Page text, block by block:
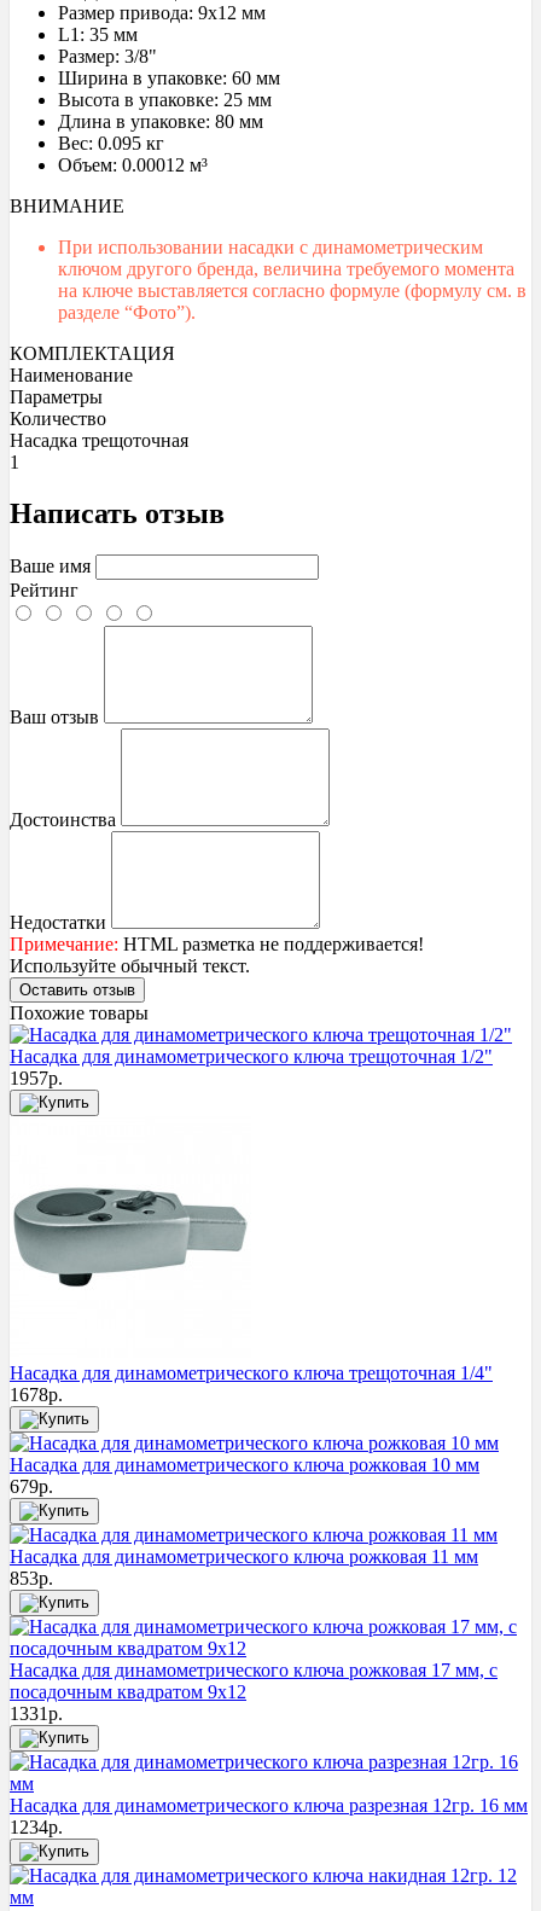
Размер привода: 9x12 мм
L1: 35 мм
Размер: 3/8"
Ширина в упаковке: 60 мм
Высота в упаковке: 25 мм
Длина в упаковке: 80 мм
Вес: 0.095 кг
Объем: 0.00012 м³
ВНИМАНИЕ
При использовании насадки с динамометрическим
ключом другого бренда, величина требуемого момента
на ключе выставляется согласно формуле (формулу см. в
разделе “Фото”).
КОМПЛЕКТАЦИЯ
Наименование
Параметры
Количество
Насадка трещоточная
1
Написать отзыв
Ваше имя
Рейтинг
Ваш отзыв
Достоинства
Недостатки
Примечание: HTML разметка не поддерживается!
Используйте обычный текст.
Оставить отзыв
Похожие товары
Насадка для динамометрического ключа трещоточная 1/2"
1957р.
Насадка для динамометрического ключа трещоточная 1/4"
1678р.
Насадка для динамометрического ключа рожковая 10 мм
679р.
Насадка для динамометрического ключа рожковая 11 мм
853р.
Насадка для динамометрического ключа рожковая 17 мм, с
посадочным квадратом 9х12
1331р.
Насадка для динамометрического ключа разрезная 12гр. 16 мм
1234р.